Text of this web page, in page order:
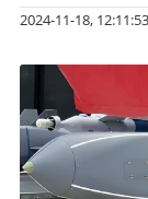
2024-11-18, 12:11:53